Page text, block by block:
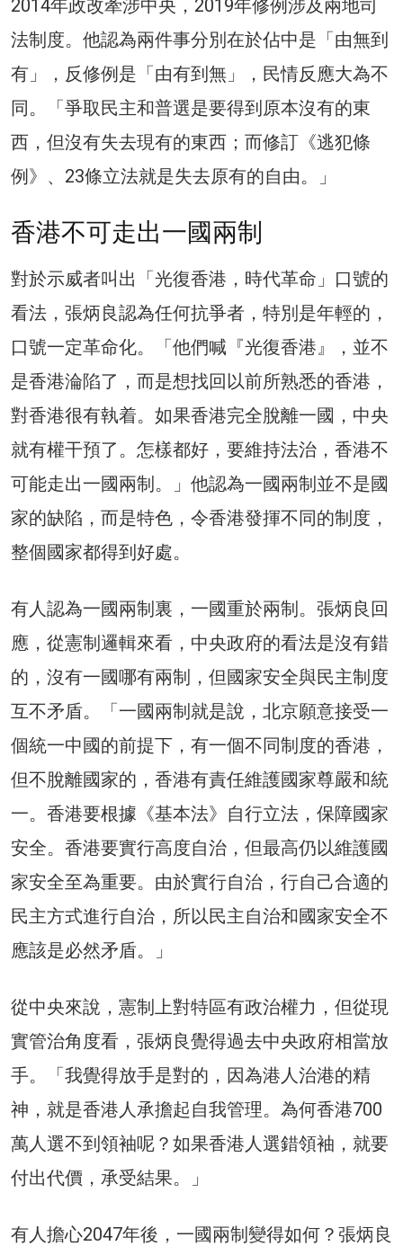
2014年政改牽涉中央，2019年修例涉及兩地司
法制度。他認為兩件事分別在於佔中是「由無到
有」，反修例是「由有到無」，民情反應大為不
同。「爭取民主和普選是要得到原本沒有的東
西，但沒有失去現有的東西；而修訂《逃犯條
例》、23條立法就是失去原有的自由。」
香港不可走出一國兩制
對於示威者叫出「光復香港，時代革命」口號的
看法，張炳良認為任何抗爭者，特別是年輕的，
口號一定革命化。「他們喊『光復香港』，並不
是香港淪陷了，而是想找回以前所熟悉的香港，
對香港很有執着。如果香港完全脫離一國，中央
就有權干預了。怎樣都好，要維持法治，香港不
可能走出一國兩制。」他認為一國兩制並不是國
家的缺陷，而是特色，令香港發揮不同的制度，
整個國家都得到好處。
有人認為一國兩制裏，一國重於兩制。張炳良回
應，從憲制邏輯來看，中央政府的看法是沒有錯
的，沒有一國哪有兩制，但國家安全與民主制度
互不矛盾。「一國兩制就是說，北京願意接受一
個統一中國的前提下，有一個不同制度的香港，
但不脫離國家的，香港有責任維護國家尊嚴和統
一。香港要根據《基本法》自行立法，保障國家
安全。香港要實行高度自治，但最高仍以維護國
家安全至為重要。由於實行自治，行自己合適的
民主方式進行自治，所以民主自治和國家安全不
應該是必然矛盾。」
從中央來說，憲制上對特區有政治權力，但從現
實管治角度看，張炳良覺得過去中央政府相當放
手。「我覺得放手是對的，因為港人治港的精
神，就是香港人承擔起自我管理。為何香港700
萬人選不到領袖呢？如果香港人選錯領袖，就要
付出代價，承受結果。」
有人擔心2047年後，一國兩制變得如何？張炳良